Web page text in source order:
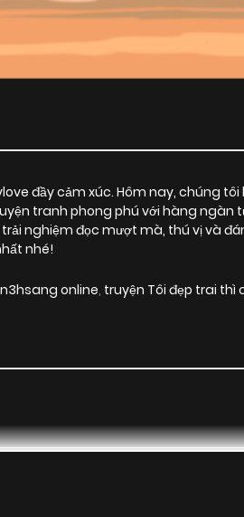
đầy cảm xúc. Hôm nay, chúng tôi
tranh phong phú với hàng ngàn
nghiệm đọc mượt mà, thú vị và
nhé!
online, truyện Tôi đẹp trai thì